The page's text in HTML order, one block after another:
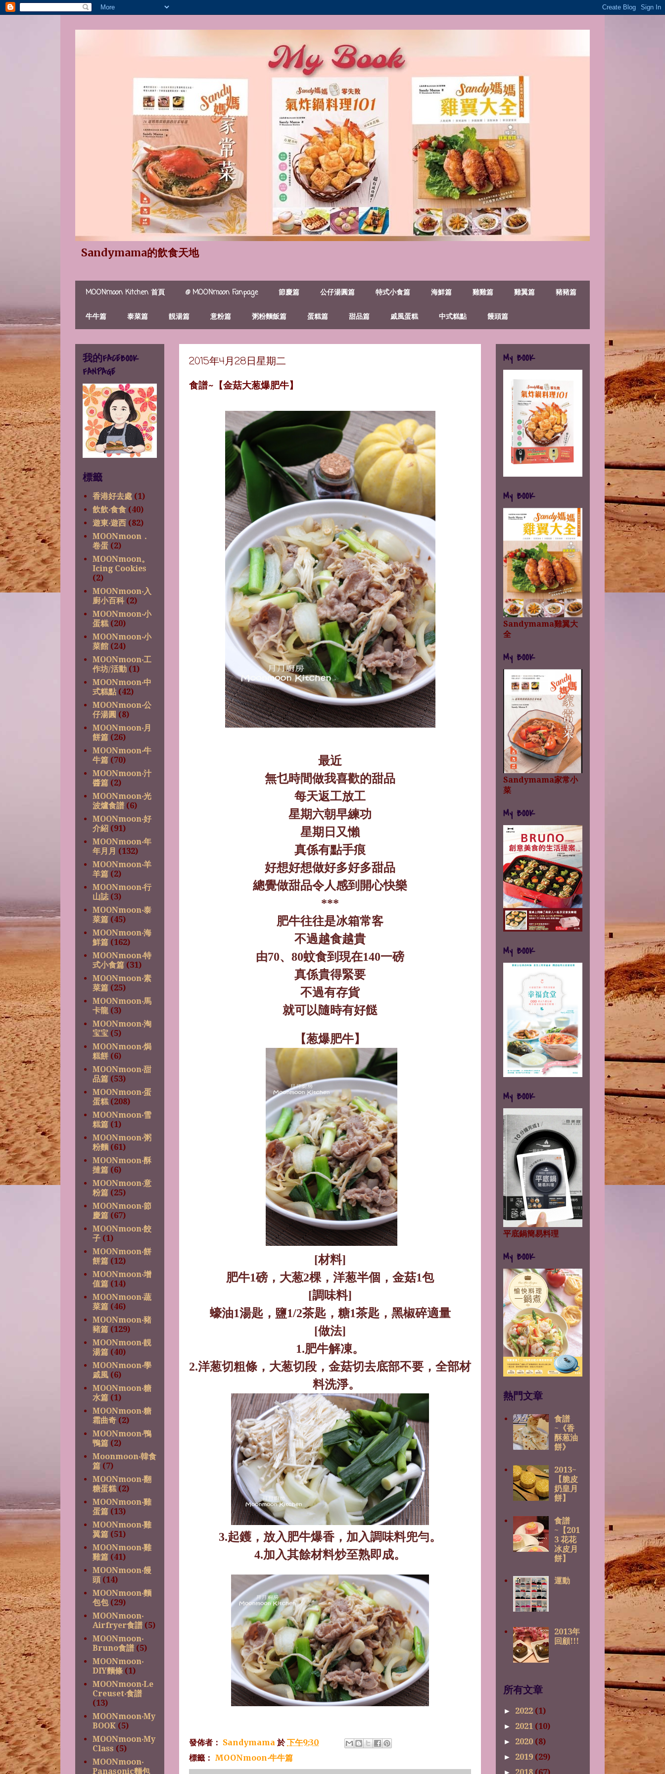
Sandymama的飲食天地
MOONmoon Kitchen 首頁 @ MOONmoon Fanpage 節慶篇 公仔湯圓篇 特式小食篇 海鮮篇 雞雞篇 雞翼篇 豬豬篇
牛牛篇 泰菜篇 靚湯篇 意粉篇 粥粉麵飯篇 蛋糕篇 甜品篇 戚風蛋糕 中式糕點 饅頭篇
2015年4月28日星期二
食譜~【金菇大葱爆肥牛】
最近
無乜時間做我喜歡的甜品
每天返工放工
星期六朝早練功
星期日又懶
真係有點手痕
好想好想做好多好多甜品
總覺做甜品令人感到開心快樂
***
肥牛往往是冰箱常客
不過越食越貴
由70、 80蚊食到現在140一磅
真係貴得緊要
不過有存貨
就可以隨時有好餸
【葱爆肥牛】
[材料]
肥牛1磅，大葱2棵，洋葱半個，金菇1包
[調味料]
蠔油1湯匙，鹽1/2茶匙，糖1茶匙，黑椒碎適量
[做法]
1.肥牛解凍。
2.洋葱切粗條，大葱切段，金菇切去底部不要，全部材
料洗淨。
3.起鑊，放入肥牛爆香，加入調味料兜勻。
4.加入其餘材料炒至熟即成。
發佈者： Sandymama 於下午9:30
標籤： MOONmoon‧牛牛篇
我的FACEBOOK
FANPAGE
標籤
香港好去處 (1)
飲飲‧食食 (40)
遊東‧遊西 (82)
MOONmoon．
卷蛋 (2)
MOONmoon。
Icing Cookies
(2)
MOONmoon‧入
廚小百科 (2)
MOONmoon‧小
蛋糕 (20)
MOONmoon‧小
菜館 (24)
MOONmoon‧工
作坊/活動 (1)
MOONmoon‧中
式糕點 (42)
MOONmoon‧公
仔湯圓 (8)
MOONmoon‧月
餅篇 (26)
MOONmoon‧牛
牛篇 (70)
MOONmoon‧汁
醬篇 (2)
MOONmoon‧光
波爐食譜 (6)
MOONmoon‧好
介紹 (91)
MOONmoon‧年
年月月 (132)
MOONmoon‧羊
羊篇 (2)
MOONmoon‧行
山誌 (3)
MOONmoon‧泰
菜篇 (45)
MOONmoon‧海
鮮篇 (162)
MOONmoon‧特
式小食篇 (31)
MOONmoon‧素
菜篇 (25)
MOONmoon‧馬
卡龍 (3)
MOONmoon‧淘
宝宝 (5)
MOONmoon‧焗
糕餅 (6)
MOONmoon‧甜
品篇 (53)
MOONmoon‧蛋
蛋糕 (208)
MOONmoon‧雪
糕篇 (1)
MOONmoon‧粥
粉麵 (61)
MOONmoon‧酥
撻篇 (6)
MOONmoon‧意
粉篇 (25)
MOONmoon‧節
慶篇 (67)
MOONmoon‧餃
子 (1)
MOONmoon‧餅
餅篇 (12)
MOONmoon‧增
值篇 (14)
MOONmoon‧蔬
菜篇 (46)
MOONmoon‧豬
豬篇 (129)
MOONmoon‧靚
湯篇 (40)
MOONmoon‧學
戚風 (6)
MOONmoon‧糖
水篇 (1)
MOONmoon‧糖
霜曲奇 (2)
MOONmoon‧鴨
鴨篇 (2)
Moonmoon‧韓食
篇 (7)
MOONmoon‧翻
糖蛋糕 (2)
MOONmoon‧雞
蛋篇 (13)
MOONmoon‧雞
翼篇 (51)
MOONmoon‧雞
雞篇 (41)
MOONmoon‧饅
頭 (14)
MOONmoon‧麵
包包 (29)
MOONmoon‧
Airfryer食譜 (5)
MOONmoon‧
Bruno食譜 (5)
MOONmoon‧
DIY麵條 (1)
MOONmoon‧Le
Creuset‧食譜
(13)
MOONmoon‧My
BOOK (5)
MOONmoon‧My
Class (5)
MOONmoon‧
Panasonic麵包
My BOOK
My BOOK
Sandymama雞翼大
全
My BOOK
Sandymama家常小
菜
My BOOK
My BOOK
My BOOK
平底鍋簡易料理
My BOOK
熱門文章
食譜
~《香
酥葱油
餅》
2013~
【脆皮
奶皇月
餅】
食譜
~【201
3 花花
冰皮月
餅】
運動
2013年
回顧!!!
所有文章
► 2022 (1)
► 2021 (10)
► 2020 (8)
► 2019 (29)